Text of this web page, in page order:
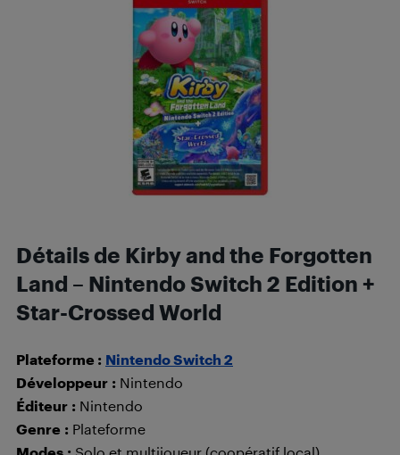
Détails de Kirby and the Forgotten
Land – Nintendo Switch 2 Edition +
Star-Crossed World
Plateforme : Nintendo Switch 2
Développeur : Nintendo
Éditeur : Nintendo
Genre : Plateforme